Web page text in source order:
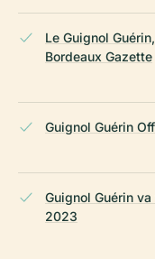
Le Guignol
Bordeaux Gazette
Guignol Guérin
Guignol Guérin
2023